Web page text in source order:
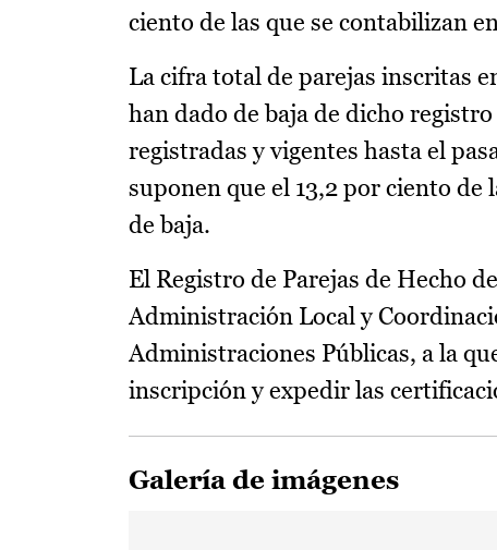
ciento de las que se contabilizan
La cifra total de parejas inscritas
han dado de baja de dicho
registradas y vigentes hasta el
suponen que el 13,2 por ciento
de baja.
El Registro de Parejas de Hecho
Administración Local y
Administraciones Públicas, a la
inscripción y expedir las
Galería de imágenes